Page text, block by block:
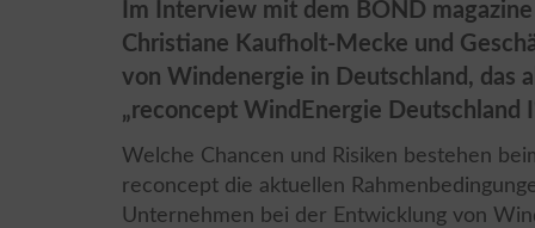
Im Interview mit dem BOND
Christiane Kaufholt-Mecke und
von Windenergie in Deutschland, das
„reconcept WindEnergie Deutschland
Welche Chancen und Risiken bestehen
reconcept die aktuellen
Unternehmen bei der Entwicklung von